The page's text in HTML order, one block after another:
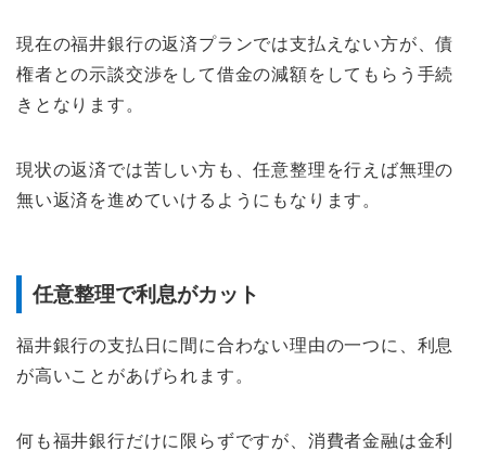
現在の福井銀行の返済プランでは支払えない方が、債
権者との示談交渉をして借金の減額をしてもらう手続
きとなります。
現状の返済では苦しい方も、任意整理を行えば無理の
無い返済を進めていけるようにもなります。
任意整理で利息がカット
福井銀行の支払日に間に合わない理由の一つに、利息
が高いことがあげられます。
何も福井銀行だけに限らずですが、消費者金融は金利